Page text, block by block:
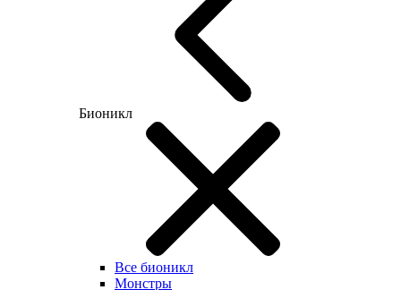
Бионикл
Все бионикл
Монстры